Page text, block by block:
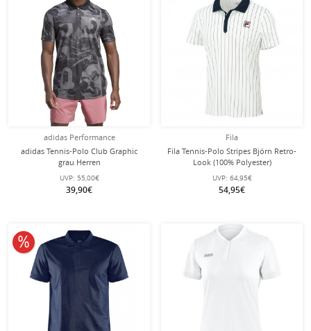
adidas Performance
adidas Tennis-Polo Club Graphic
grau Herren
UVP: 55,00€
39,90€
Fila
Fila Tennis-Polo Stripes Björn Retro-
Look (100% Polyester)
weiss/navyblau Herren
UVP: 64,95€
54,95€
10% reduziert